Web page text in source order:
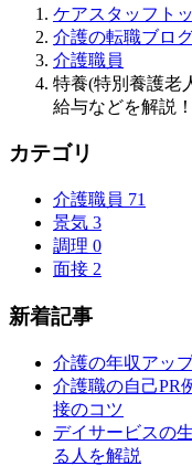
ケアスタッフト
介護の転職ブロ
介護職員
特養(特別養護老
給与などを解説！
カテゴリ
介護職員 71
景気 3
調理 0
面接 2
新着記事
介護の年収アッ
介護職の自己PR
接のコツ
デイサービスの
る人を解説